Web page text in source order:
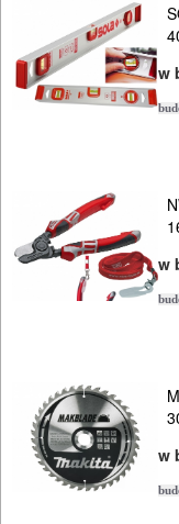
ukośnic
Do
Do
pistoletów
do
polerek
Do
w
w
w